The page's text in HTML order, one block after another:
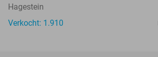
Hagestein
Verkocht: 1.910